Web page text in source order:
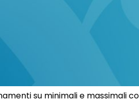
su minimali e massimali